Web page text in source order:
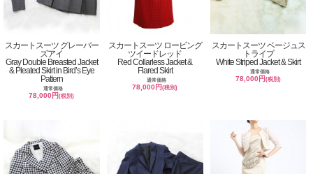
スカートスーツ グレーバー
ズアイ
Gray Double Breasted Jacket
& Pleated Skirt in Bird’s Eye
Pattern
通常価格
78,000円(税別)
スカートスーツ ロービング
ツイードレッド
Red Collarless Jacket &
Flared Skirt
通常価格
78,000円(税別)
スカートスーツ ベージュス
トライプ
White Striped Jacket & Skirt
通常価格
78,000円(税別)